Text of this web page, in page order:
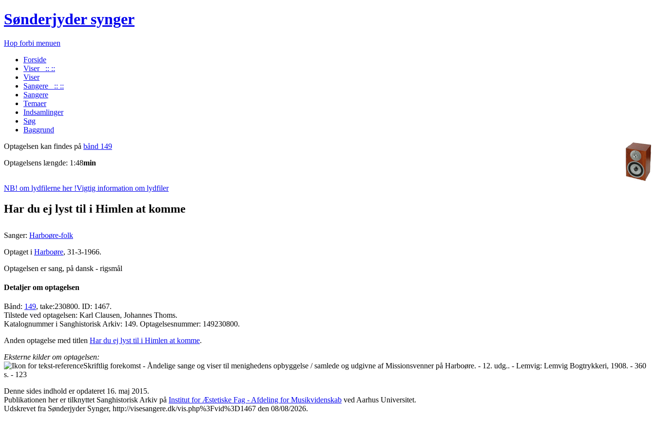
Sønderjyder synger
Hop forbi menuen
Forside
Viser :: ::
Viser
Sangere :: ::
Sangere
Temaer
Indsamlinger
Søg
Baggrund
Optagelsen kan findes på bånd 149
Optagelsens længde: 1:48min
NB! om lydfilerne her !Vigtig information om lydfiler
Har du ej lyst til i Himlen at komme
Sanger: Harboøre-folk
Optaget i Harboøre, 31-3-1966.
Optagelsen er sang, på dansk - rigsmål
Detaljer om optagelsen
Bånd: 149, take:230800. ID: 1467.
Tilstede ved optagelsen: Karl Clausen, Johannes Thoms.
Katalognummer i Sanghistorisk Arkiv: 149. Optagelsesnummer: 149230800.
Anden optagelse med titlen Har du ej lyst til i Himlen at komme.
Eksterne kilder om optagelsen:
Skriftlig forekomst - Åndelige sange og viser til menighedens opbyggelse / samlede og udgivne af Missionsvenner på Harboøre. - 12. udg.. - Lemvig: Lemvig Bogtrykkeri, 1908. - 360
s. - 123
Denne sides indhold er opdateret 16. maj 2015.
Publikationen her er tilknyttet Sanghistorisk Arkiv på Institut for Æstetiske Fag - Afdeling for Musikvidenskab ved Aarhus Universitet.
Udskrevet fra Sønderjyder Synger, http://visesangere.dk/vis.php%3Fvid%3D1467 den 08/08/2026.